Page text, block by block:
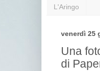
L'Aringo
venerdì 25
Una
di